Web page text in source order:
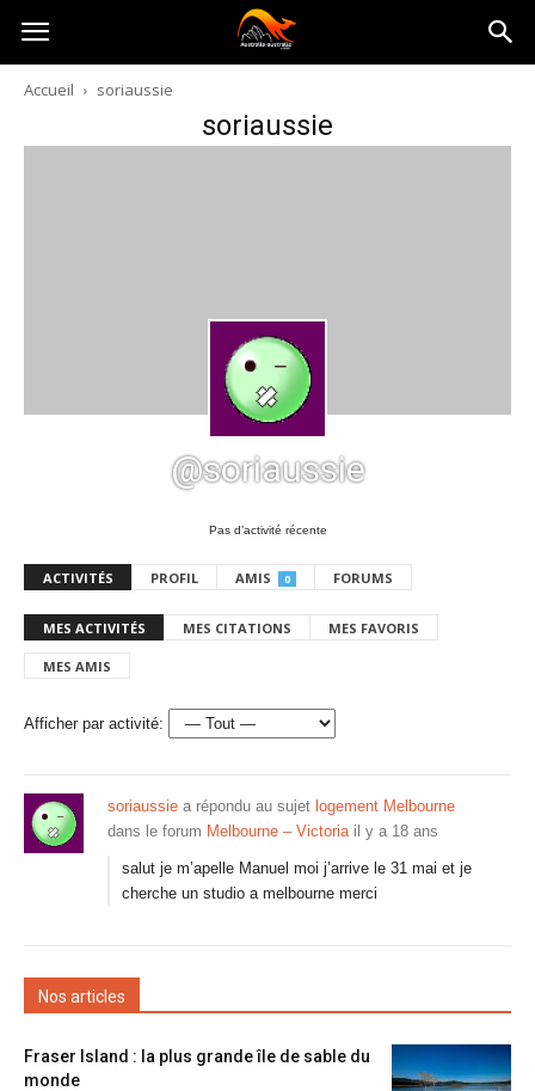
Australia-
australie.com
Accueil soriaussie
soriaussie
@soriaussie
Pas d’activité récente
ACTIVITÉS PROFIL AMIS 0 FORUMS
MES ACTIVITÉS MES CITATIONS MES FAVORIS
MES AMIS
Afficher par activité:
soriaussie a répondu au sujet logement Melbourne
dans le forum Melbourne – Victoria il y a 18 ans
salut je m’apelle Manuel moi j’arrive le 31 mai et je
cherche un studio a melbourne merci
Nos articles
Fraser Island : la plus grande île de sable du
monde